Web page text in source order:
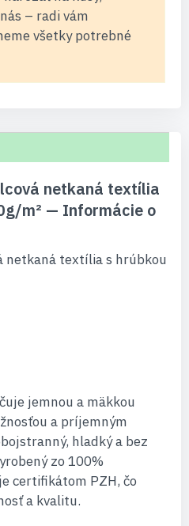
– radi vám
všetky potrebné
netkaná textília
m² — Informácie o
netkaná textília s hrúbkou
jemnou a mäkkou
a príjemným
hladký a bez
zo 100%
certifikátom PZH, čo
a kvalitu.